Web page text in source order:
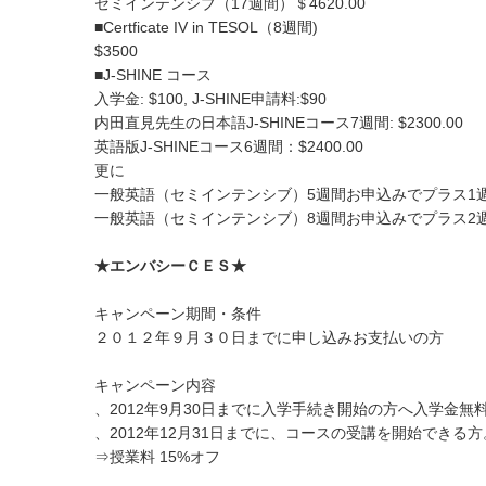
セミインテンシブ（17週間）＄4620.00
■Certficate IV in TESOL（8週間)
$3500
■J-SHINE コース
入学金: $100, J-SHINE申請料:$90
内田直見先生の日本語J-SHINEコース7週間: $2300.00
英語版J-SHINEコース6週間：$2400.00
更に
一般英語（セミインテンシブ）5週間お申込みでプラス1
一般英語（セミインテンシブ）8週間お申込みでプラス2
★エンバシーＣＥＳ★
キャンペーン期間・条件
２０１２年９月３０日までに申し込みお支払いの方
キャンペーン内容
、2012年9月30日までに入学手続き開始の方へ入学金無
、2012年12月31日までに、コースの受講を開始できる方
⇒授業料 15%オフ